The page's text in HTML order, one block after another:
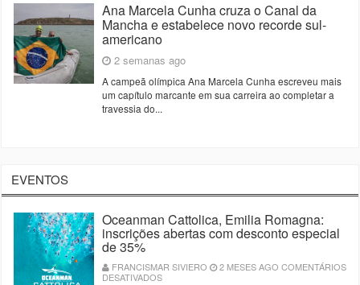
Ana Marcela Cunha cruza o Canal da
Mancha e estabelece novo recorde sul-
americano
2 semanas ago
A campeã olímpica Ana Marcela Cunha escreveu mais
um capítulo marcante em sua carreira ao completar a
travessia do...
EVENTOS
Oceanman Cattolica, Emilia Romagna:
inscrições abertas com desconto especial
de 35%
FRANCISMAR SIVIERO 2 MESES AGO COMENTÁRIOS
DESATIVADOS